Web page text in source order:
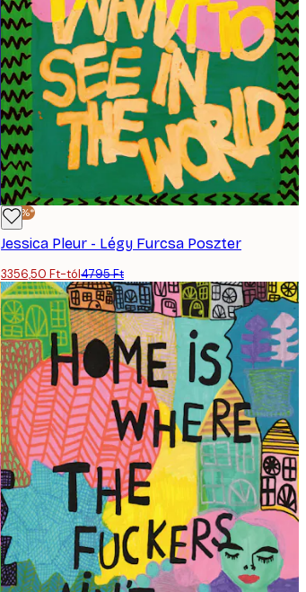
-30%*
Jessica Pleur - Légy Furcsa Poszter
3356,50 Ft-tól4795 Ft